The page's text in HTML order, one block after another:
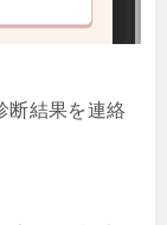
断結果を連絡